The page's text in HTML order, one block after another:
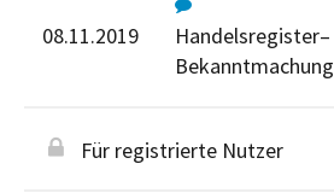
08.11.2019
Handelsregister–
Bekanntmachung
Für registrierte Nutzer